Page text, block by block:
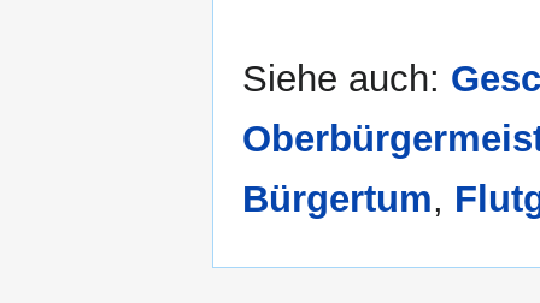
Siehe auch:
Bürgertum,